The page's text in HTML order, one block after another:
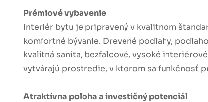
Prémiové vybavenie
Interiér bytu je pripravený v kvalitnom
komfortné bývanie. Drevené podlahy,
kvalitná sanita, bezfalcové, vysoké
vytvárajú prostredie, v ktorom sa funkčnosť
Atraktívna poloha a investičný potenciál